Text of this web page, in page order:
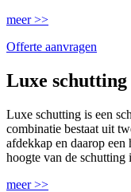
meer >>
Offerte aanvragen
Luxe schutting
Luxe schutting is een
combinatie bestaat uit
afdekkap en daarop
hoogte van de schutting
meer >>